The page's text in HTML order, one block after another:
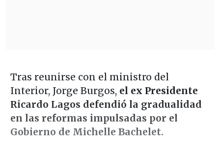
Tras reunirse con el ministro del
Interior, Jorge Burgos, el ex Presidente
Ricardo Lagos defendió la gradualidad
en las reformas impulsadas por el
Gobierno de Michelle Bachelet.